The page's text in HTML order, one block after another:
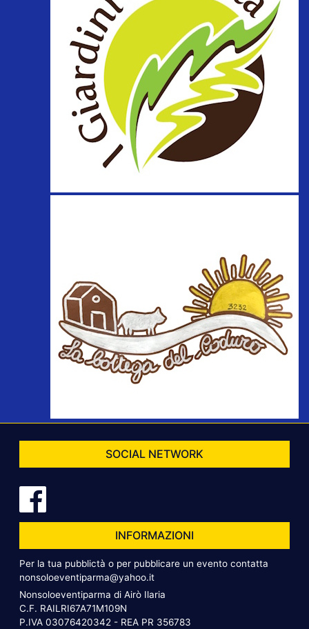
SOCIAL NETWORK
INFORMAZIONI
Per la tua pubblictà o per pubblicare un evento contatta
nonsoloeventiparma@yahoo.it
Nonsoloeventiparma di Airò Ilaria
C.F. RAILRI67A71M109N
P.IVA 03076420342 - REA PR 356783